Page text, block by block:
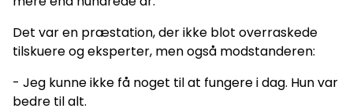
Det var en præstation, der ikke blot overraskede
tilskuere og eksperter, men også modstanderen:
- Jeg kunne ikke få noget til at fungere i dag. Hun var
bedre til alt.